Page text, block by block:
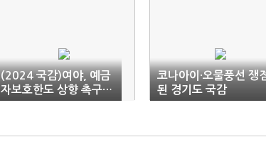
(2024 국감)여야, 예금
자보호한도 상향 촉구…
예보 '신중론'
코나아이·오물풍선 쟁
된 경기도 국감